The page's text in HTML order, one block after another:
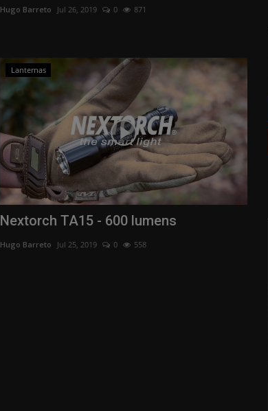
Hugo Barreto Jul 26, 2019 0 871
Lanternas
Nextorch TA15 - 600 lumens
Hugo Barreto Jul 25, 2019 0 558